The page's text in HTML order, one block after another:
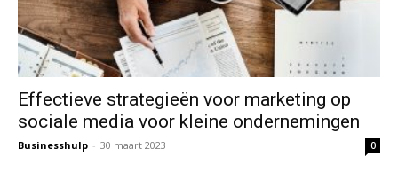
Effectieve strategieën voor marketing op
sociale media voor kleine ondernemingen
Businesshulp - 30 maart 2023 0